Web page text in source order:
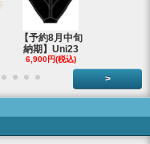
【予約8月中旬
納期】Uni23
6,900円(税込)
>